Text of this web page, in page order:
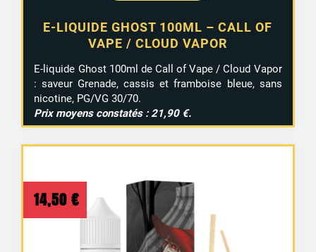
E-LIQUIDE GHOST 100ML – CALL OF
VAPE / CLOUD VAPOR
E-liquide Ghost 100ml de Call of Vape / Cloud Vapor
: saveur Grenade, cassis et framboise bleue, sans
nicotine, PG/VG 30/70.
Prix moyens constatés : 21,90 €.
14,50 €